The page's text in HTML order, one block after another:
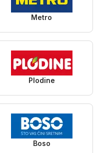
Metro
Plodine
Boso